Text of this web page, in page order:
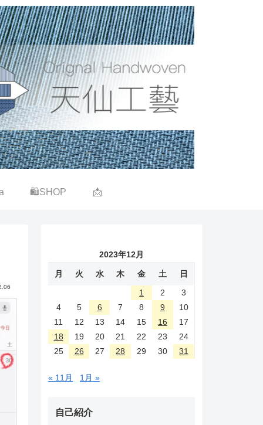
🛍SHOP 📩
2023年12月
月 火 水 木 金 土
日
1
2
3
4
5 6 7 8 9
10
11
12 13 14 15 16
17
18
19 20 21 22 23
24
25
26 27 28 29 30 31
« 11月 1月 »
自己紹介